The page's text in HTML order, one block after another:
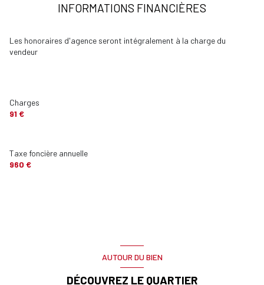
Toilettes
terrasse
INFORMATIONS FINANCIÈRES
Les honoraires d'agence seront intégralement à la charge du
vendeur
Charges
91 €
Taxe foncière annuelle
960 €
AUTOUR DU BIEN
DÉCOUVREZ LE QUARTIER